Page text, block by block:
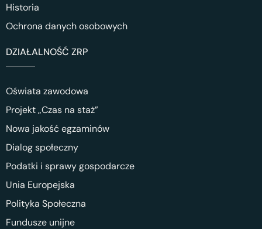
Historia
Ochrona danych osobowych
DZIAŁALNOŚĆ ZRP
Oświata zawodowa
Projekt „Czas na staż”
Nowa jakość egzaminów
Dialog społeczny
Podatki i sprawy gospodarcze
Unia Europejska
Polityka Społeczna
Fundusze unijne